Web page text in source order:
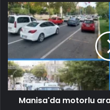
Manisa'da motorlu